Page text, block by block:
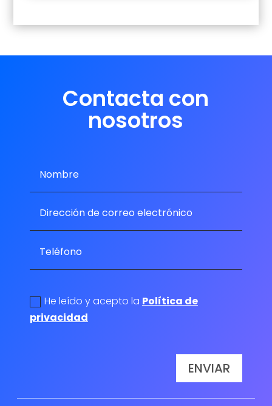
Contacta con
nosotros
He leído y acepto la Política de
privacidad
ENVIAR